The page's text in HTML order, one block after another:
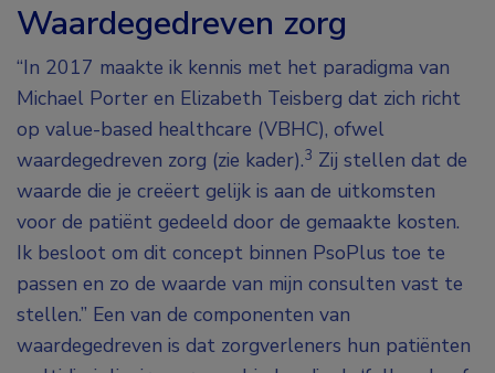
Waardegedreven zorg
“In 2017 maakte ik kennis met het paradigma van
Michael Porter en Elizabeth Teisberg dat zich richt
op value-based healthcare (VBHC), ofwel
waardegedreven zorg (zie kader).3 Zij stellen dat de
waarde die je creëert gelijk is aan de uitkomsten
voor de patiënt gedeeld door de gemaakte kosten.
Ik besloot om dit concept binnen PsoPlus toe te
passen en zo de waarde van mijn consulten vast te
stellen.” Een van de componenten van
waardegedreven is dat zorgverleners hun patiënten